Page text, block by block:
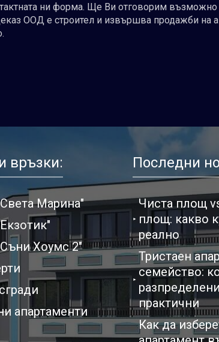
ни форма. Ще Ви отговорим възможно
ООД е строител и извършва продажби на
връзки:
Марина"
Хоумс 2"
апартаменти
Последни
Чиста площ
площ: какво
реално
Тристаен
семейство:
практични
Как да